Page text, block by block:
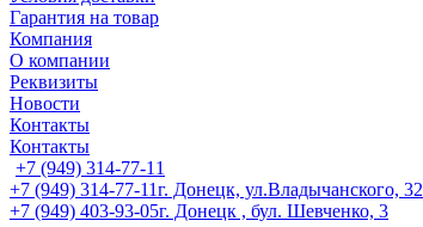
Гарантия на товар
Компания
О компании
Реквизиты
Новости
Контакты
Контакты
+7 (949) 314-77-11
+7 (949) 314-77-11г. Донецк, ул.Владычанского, 32
+7 (949) 403-93-05г. Донецк , бул. Шевченко, 3